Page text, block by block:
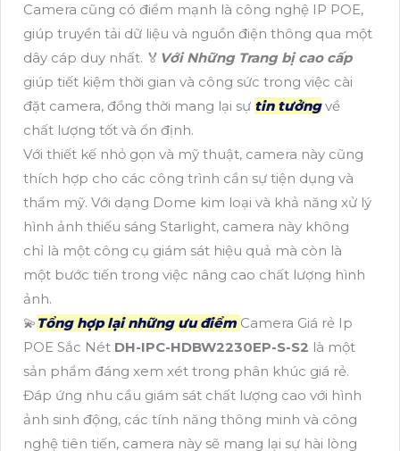
Camera cũng có điểm mạnh là công nghệ IP POE,
giúp truyền tải dữ liệu và nguồn điện thông qua một
dây cáp duy nhất. ️🏅️ Với Những Trang bị cao cấp
giúp tiết kiệm thời gian và công sức trong việc cài
đặt camera, đồng thời mang lại sự tin tưởngvề
chất lượng tốt và ổn định.
Với thiết kế nhỏ gọn và mỹ thuật, camera này cũng
thích hợp cho các công trình cần sự tiện dụng và
thẩm mỹ. Với dạng Dome kim loại và khả năng xử lý
hình ảnh thiếu sáng Starlight, camera này không
chỉ là một công cụ giám sát hiệu quả mà còn là
một bước tiến trong việc nâng cao chất lượng hình
ảnh.
💫 Tổng hợp lại những ưu điểm Camera Giá rẻ Ip
POE Sắc Nét DH-IPC-HDBW2230EP-S-S2 là một
sản phẩm đáng xem xét trong phân khúc giá rẻ.
Đáp ứng nhu cầu giám sát chất lượng cao với hình
ảnh sinh động, các tính năng thông minh và công
nghệ tiên tiến, camera này sẽ mang lại sự hài lòng